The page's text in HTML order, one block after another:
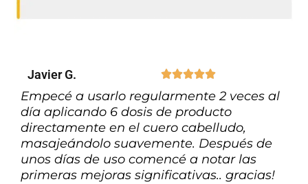
Javier G. 
Empecé a usarlo regularmente 2 veces al
día aplicando 6 dosis de producto
directamente en el cuero cabelludo,
masajeándolo suavemente. Después de
unos días de uso comencé a notar las
primeras mejoras significativas.. gracias!